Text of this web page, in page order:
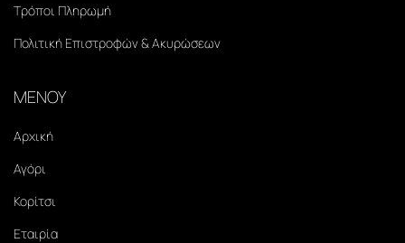
Τρόποι Πληρωμή
Πολιτική Επιστροφών & Ακυρώσεων
ΜΕΝΟΥ
Αρχική
Αγόρι
Κορίτσι
Εταιρία